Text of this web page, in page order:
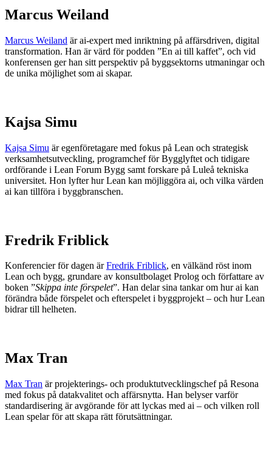
Marcus Weiland
Marcus Weiland är ai-expert med inriktning på affärsdriven, digital
transformation. Han är värd för podden ”En ai till kaffet”, och vid
konferensen ger han sitt perspektiv på byggsektorns utmaningar och
de unika möjlighet som ai skapar.
Kajsa Simu
Kajsa Simu är egenföretagare med fokus på Lean och strategisk
verksamhetsutveckling, programchef för Bygglyftet och tidigare
ordförande i Lean Forum Bygg samt forskare på Luleå tekniska
universitet. Hon lyfter hur Lean kan möjliggöra ai, och vilka värden
ai kan tillföra i byggbranschen.
Fredrik Friblick
Konferencier för dagen ärFredrik Friblick, en välkänd röst inom
Lean och bygg, grundare av konsultbolaget Prolog och författare av
boken ”Skippa inte förspelet”. Han delar sina tankar om hur ai kan
förändra både förspelet och efterspelet i byggprojekt – och hur Lean
bidrar till helheten.
Max Tran
Max Tran är projekterings- och produktutvecklingschef på Resona
med fokus på datakvalitet och affärsnytta. Han belyser varför
standardisering är avgörande för att lyckas med ai – och vilken roll
Lean spelar för att skapa rätt förutsättningar.